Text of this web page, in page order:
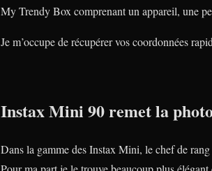
My Trendy Box comprenant un appareil, une
Je m’occupe de récupérer vos coordonnées
Instax Mini 90 remet la
Dans la gamme des Instax Mini, le chef de rang